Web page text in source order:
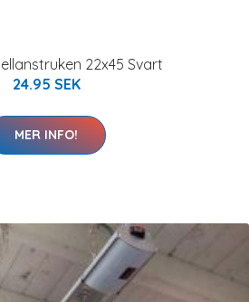
22x45 Svart
24.95 SEK
MER INFO!